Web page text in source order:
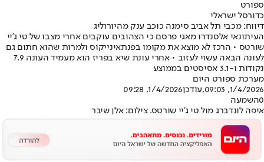
ספורט
כדורסל ישראלי
דיווח: מכבי תל אביב סימנה כוכב ענק מהיורוליג
העיתונאי אלסנדרו מאגי פרסם כי הצהובים עוקבים אחרי מצבו של טי ג'יי
שורטס • הרכז לא מוצא את מקומו בפנתאינייקוס ולמרות שהוא חתום גם
לעונה הבאה עשוי לעזוב • אחרי עונת שיא בפריז הוא מעמיד העונה 7.9
נקודות ו-3.1 אסיסטים בממוצע
מערכת ספורט היום
1/4/2026, 09:03
,עודכן1/4/2026, 09:28
0השמעה
איפה לונדברג מול טי ג'יי שורטס. צילום: אלן שיבר